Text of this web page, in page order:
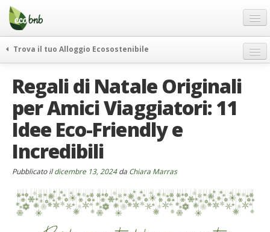
Menu
Salta
contenuto
Offerte Speciali
Regali
FAQ
Chi Siamo
Partner
Contatti
Italiano
German
Trova il tuo Alloggio Ecosostenibile
itinerari
curiosità
vivere e viaggiare verde
news ed eventi
ecohotel
Regali di Natale Originali
per Amici Viaggiatori: 11
Idee Eco-Friendly e
Incredibili
Pubblicato ildicembre 13, 2024da Chiara Marras